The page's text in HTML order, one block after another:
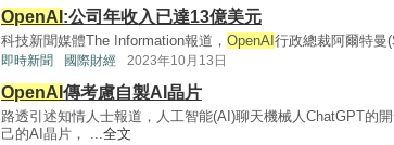
OpenAI :公司年收入已達13億美元
科技新聞媒體The Information報道， OpenAI 行政總裁阿爾特曼
即時新聞 國際財經 2023年10月13日
OpenAI 傳考慮自製AI晶片
路透引述知情人士報道，人工智能(AI)聊天機械人ChatGPT的
己的AI晶片， ...全文